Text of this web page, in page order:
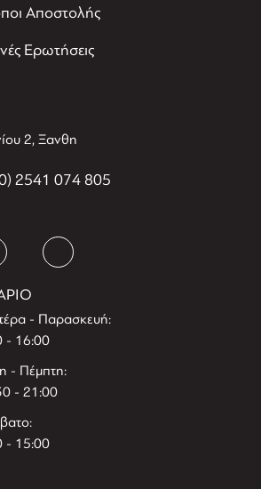
Αποστολής
Ερωτήσεις
2, Ξανθη
2541 074 805
- Παρασκευή:
- 16:00
- Πέμπτη:
- 21:00
- 15:00